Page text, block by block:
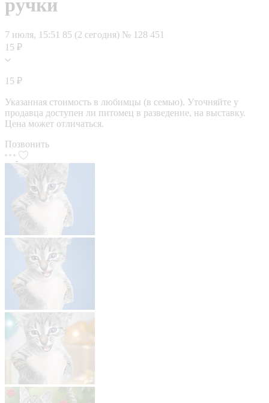
ручки
7 июля, 15:51 85 (2 сегодня) № 128 451
15 ₽
15 ₽
Указанная стоимость в любимцы (в семью). Уточняйте у
продавца доступен ли питомец в разведение, на выставку.
Цена может отличаться.
Позвонить